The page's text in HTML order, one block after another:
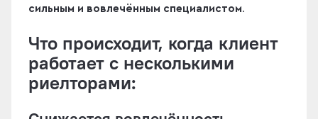
сильным и вовлечённым специалистом.
Что происходит, когда клиент
работает с несколькими
риелторами: